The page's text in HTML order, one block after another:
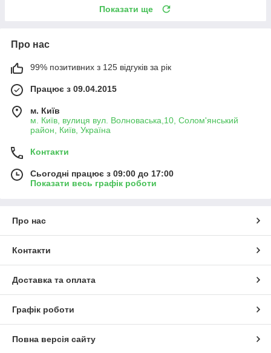
Показати ще
Про нас
99% позитивних з 125 відгуків за рік
Працює з 09.04.2015
м. Київ
м. Київ, вулиця вул. Волноваська,10, Солом'янський
район, Київ, Україна
Контакти
Сьогодні працює з 09:00 до 17:00
Показати весь графік роботи
Про нас
Контакти
Доставка та оплата
Графік роботи
Повна версія сайту